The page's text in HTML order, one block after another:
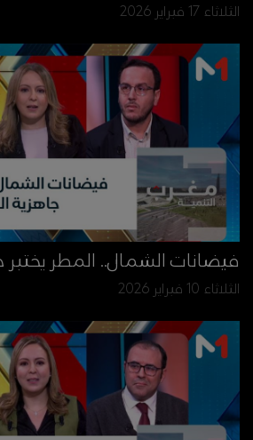
الثلاثاء 17 فبراير 2026
فيضانات الشمال.. المطر
الثلاثاء 10 فبراير 2026